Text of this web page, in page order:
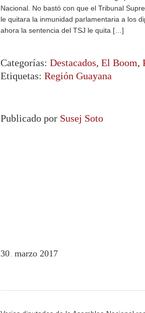
Nacional. No bastó con que el Tribunal
le quitara la inmunidad parlamentaria a los
ahora la sentencia del TSJ le quita […]
Categorías: Destacados, El Boom,
Etiquetas: Región Guayana
Publicado por Susej Soto
30 marzo 2017